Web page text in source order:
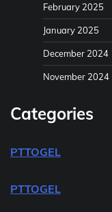
February 2025
January 2025
December 2024
November 2024
Categories
PTTOGEL
PTTOGEL